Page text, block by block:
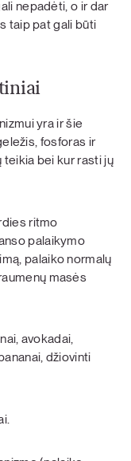
nepadėti, o ir dar
taip pat gali būti
yra ir šie
fosforas ir
teikia bei kur rasti jų
ritmo
palaikymo
palaiko normalų
masės
avokadai,
džiovinti